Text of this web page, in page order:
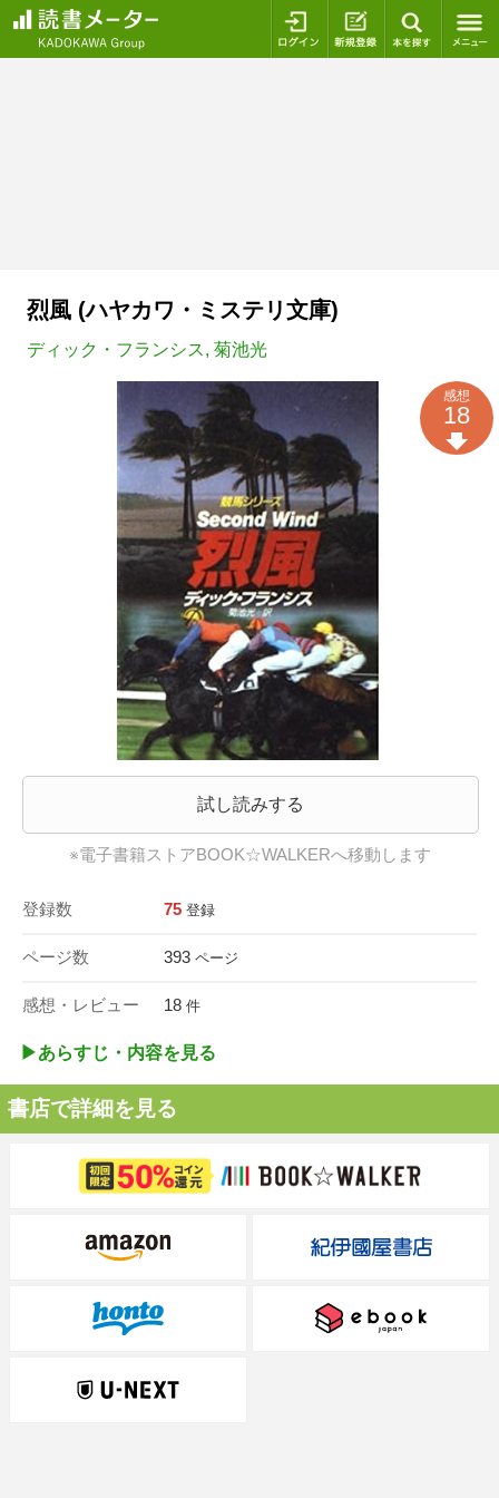
ログイン 新規登録
烈風 (ハヤカワ・ミステリ文庫)
ディック・フランシス, 菊池光
試し読みする
※電子書籍ストアBOOK☆WALKERへ移動します
登録数 75 登録
ページ数 393 ページ
感想・レビュー 18 件
感想
18
▶︎あらすじ・内容を見る
書店で詳細を見る